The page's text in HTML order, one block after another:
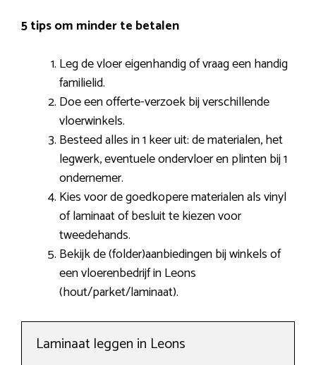
5 tips om minder te betalen
Leg de vloer eigenhandig of vraag een handig
familielid.
Doe een offerte-verzoek bij verschillende
vloerwinkels.
Besteed alles in 1 keer uit: de materialen, het
legwerk, eventuele ondervloer en plinten bij 1
ondernemer.
Kies voor de goedkopere materialen als vinyl
of laminaat of besluit te kiezen voor
tweedehands.
Bekijk de (folder)aanbiedingen bij winkels of
een vloerenbedrijf in Leons
(hout/parket/laminaat).
Laminaat leggen in Leons